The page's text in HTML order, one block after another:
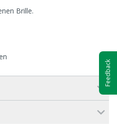
Brille.
Feedback